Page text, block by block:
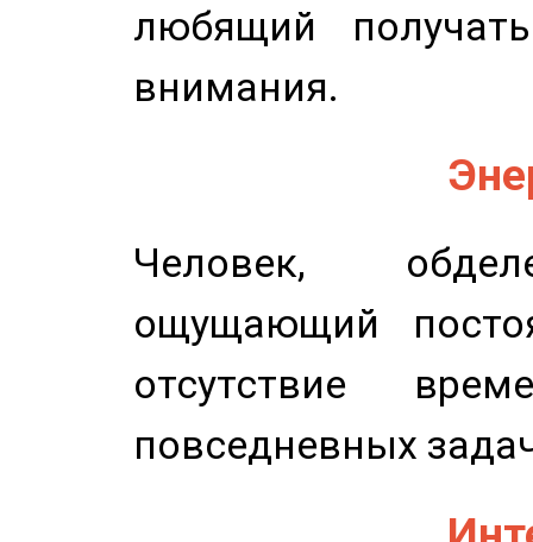
любящий
внимания.
Человек,
ощущающий
отсутствие
повседневных